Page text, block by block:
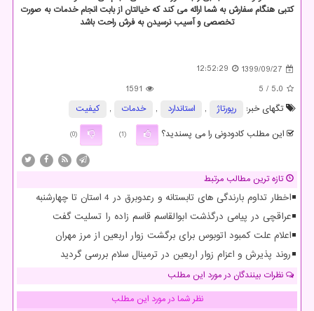
کتبی هنگام سفارش به شما ارائه می کند که خیالتان از بابت انجام خدمات به صورت
تخصصی و آسیب نرسیدن به فرش راحت باشد
1399/09/27
12:52:29
5.0
/ 5
1591
تگهای خبر:
رپورتاژ , استاندارد , خدمات ,
كیفیت
این مطلب کادودونی را می پسندید؟
(1)
(0)
تازه ترین مطالب مرتبط
اخطار تداوم بارندگی های تابستانه و رعدوبرق در 4 استان تا چهارشنبه
عراقچی در پیامی درگذشت ابوالقاسم قاسم زاده را تسلیت گفت
اعلام علت کمبود اتوبوس برای برگشت زوار اربعین از مرز مهران
روند پذیرش و اعزام زوار اربعین در ترمینال سلام بررسی گردید
نظرات بینندگان در مورد این مطلب
نظر شما در مورد این مطلب